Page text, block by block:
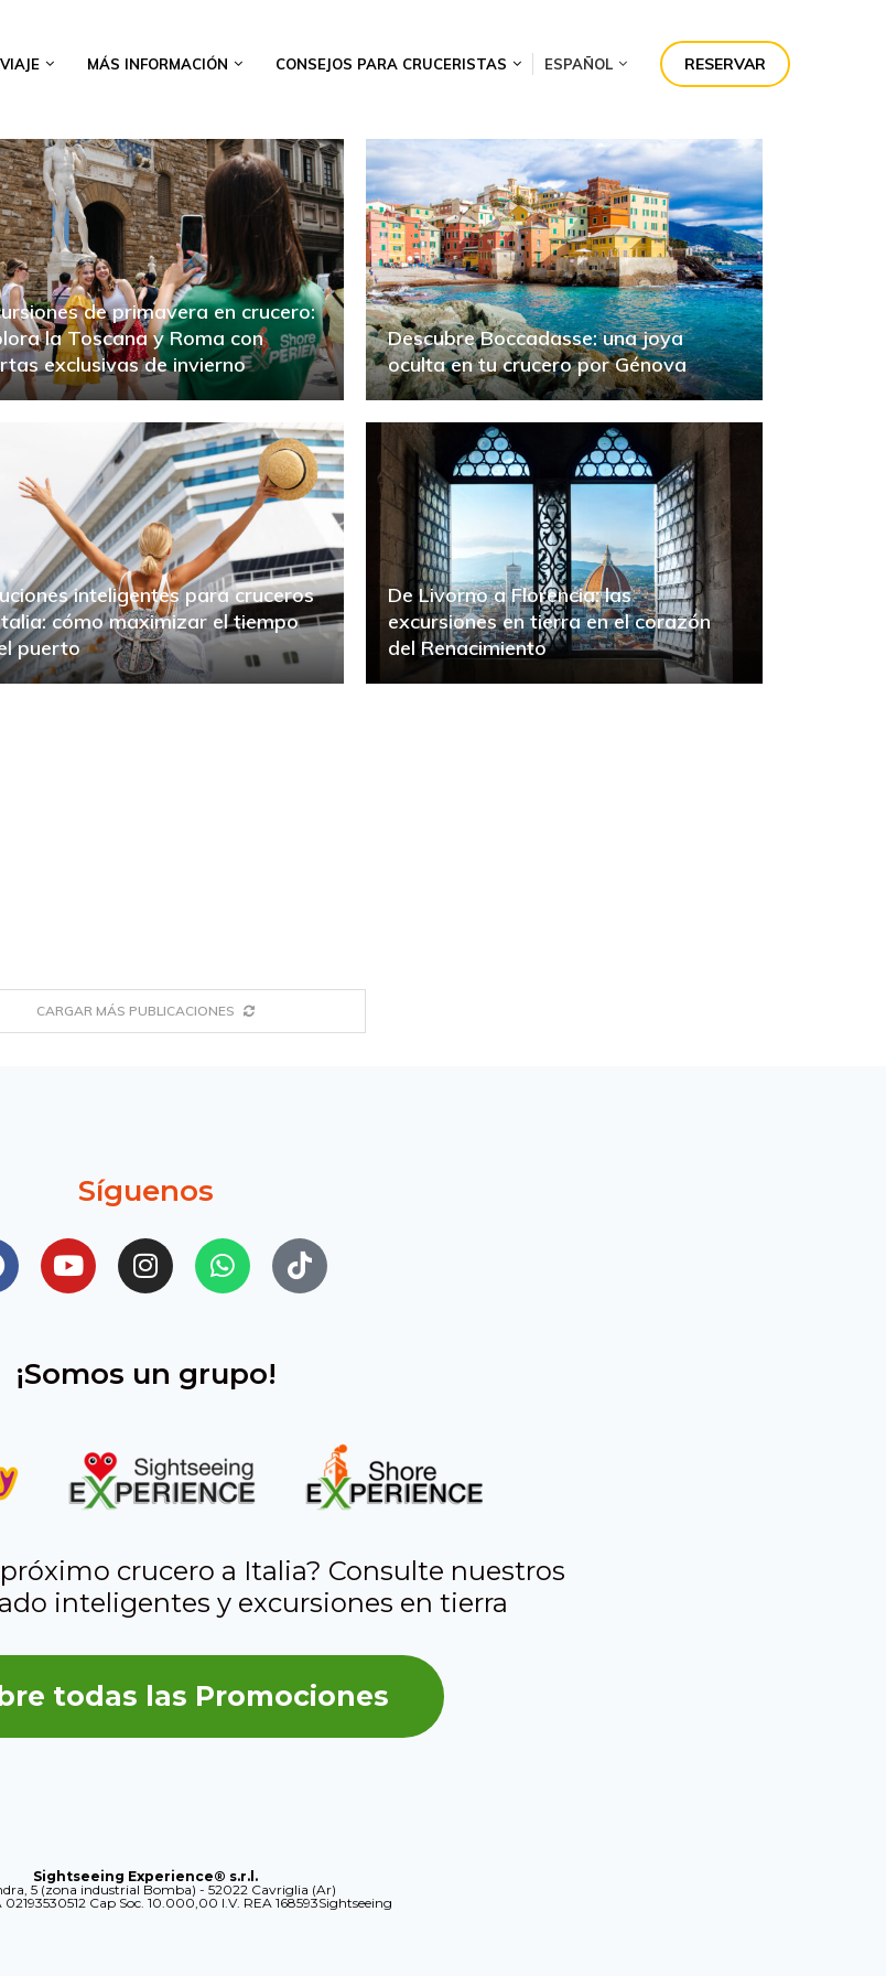
MÁS INFORMACIÓN CONSEJOS PARA CRUCERISTAS ESPAÑOL RESERVAR
de primavera en crucero:
la Toscana y Roma con
exclusivas de invierno
Descubre Boccadasse: una joya
oculta en tu crucero por Génova
inteligentes para cruceros
cómo maximizar el tiempo
puerto
De Livorno a Florencia: las
excursiones en tierra en el corazón
del Renacimiento
CARGAR MÁS PUBLICACIONES
Síguenos
¡Somos un grupo!
crucero a Italia? Consulte nuestros
inteligentes y excursiones en tierra
todas las Promociones
Sightseeing Experience® s.r.l.
5 (zona industrial Bomba) - 52022 Cavriglia (Ar)
02193530512 Cap Soc. 10.000,00 I.V. REA 168593Sightseeing